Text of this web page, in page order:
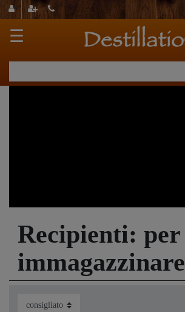
☰
Recipienti: per
immagazzinare